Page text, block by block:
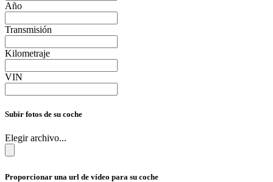
Año
Transmisión
Kilometraje
VIN
Subir fotos de su coche
Elegir archivo...
Proporcionar una url de vídeo para su coche